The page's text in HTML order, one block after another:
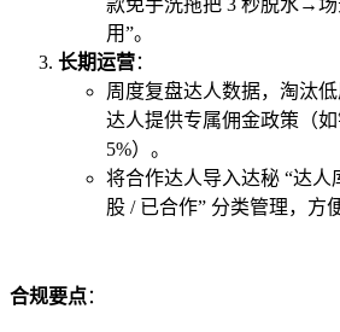
用”。
长期运营：
周度复盘达人数据，淘汰
达人提供专属佣金政策（
5%）。
将合作达人导入达秘 “达人
股 / 已合作” 分类管理，方
合规要点：